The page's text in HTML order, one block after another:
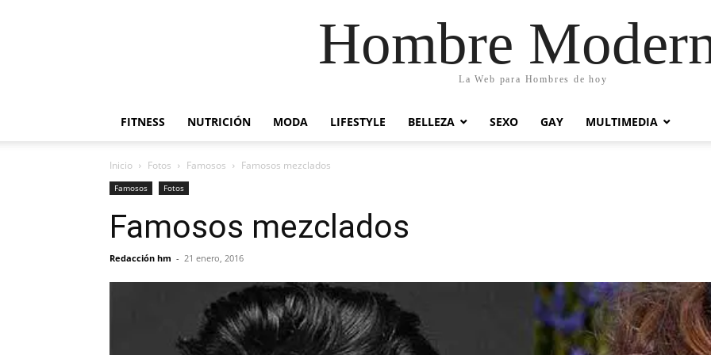
Hombre
La Web para Hombres de hoy
FITNESS NUTRICIÓN MODA LIFESTYLE BELLEZA SEXO GAY MULTIMEDIA
Inicio Fotos Famosos Famosos mezclados
Famosos Fotos
Famosos mezclados
Redacción hm - 21 enero, 2016